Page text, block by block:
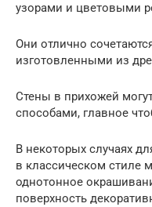
узорами и цветовыми
Они отлично
изготовленными из
Стены в прихожей
способами, главное
В некоторых случаях
в классическом стиле
однотонное
поверхность